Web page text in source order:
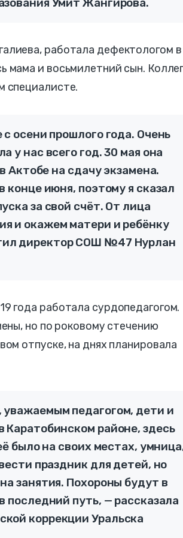
работала дефектологом в
и восьмилетний сын.
специалисте.
осени прошлого года. Очень
у нас всего год. 30 мая она
Актобе на сдачу экзамена.
конце июня, поэтому я сказал
за свой счёт. От лица
и окажем матери и ребёнку
директор СОШ №47 Нурлан
года работала сурдопедагогом.
но по роковому стечению
отпуске, на днях планировала
педагогом, дети и
районе, здесь
было на своих местах,
праздник для детей, но
занятия. Похороны будут в
последний путь, — рассказала
коррекции Уральска